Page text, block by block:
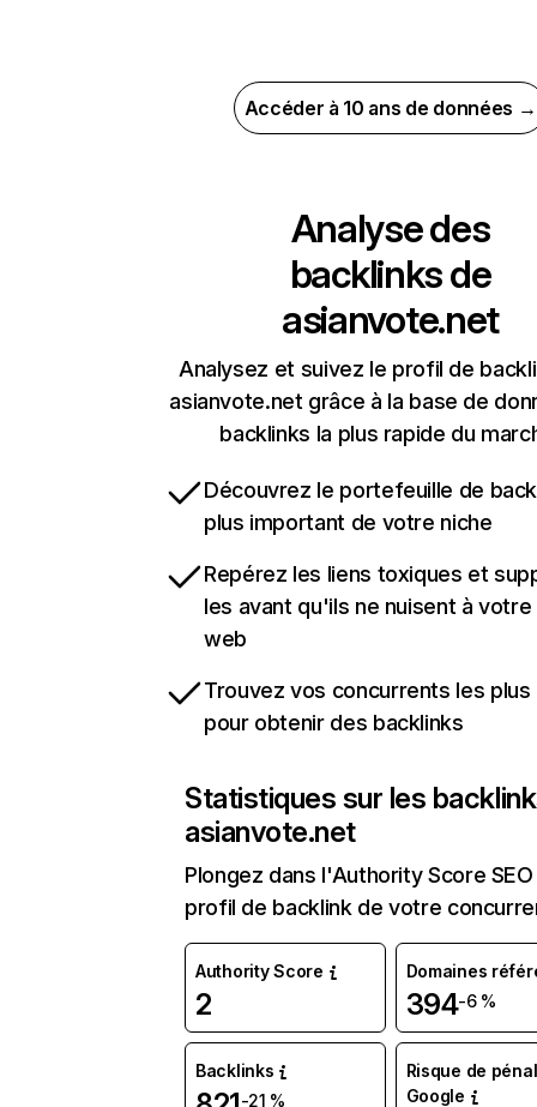
Accéder à 10 ans de données →
Analyse des
backlinks de
asianvote.net
Analysez et suivez le profil de
asianvote.net grâce à la base de
backlinks la plus rapide du
Découvrez le portefeuille de
plus important de votre niche
Repérez les liens toxiques et
les avant qu'ils ne nuisent à
web
Trouvez vos concurrents les
pour obtenir des backlinks
Statistiques sur les
asianvote.net
Plongez dans l'Authority Score
profil de backlink de votre
Authority Score
2
Domaines
394-6 %
Backlinks
-21 %
Risque de
Google